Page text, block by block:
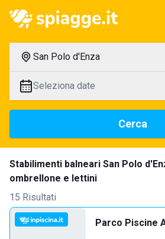
San Polo d'Enza
Seleziona date
Cerca
Stabilimenti balneari San Polo
ombrellone e lettini
15 Risultati
Parco Piscine